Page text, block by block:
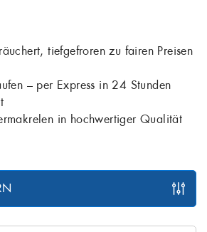
tiefgefroren zu fairen Preisen
– per Express in 24 Stunden
in hochwertiger Qualität